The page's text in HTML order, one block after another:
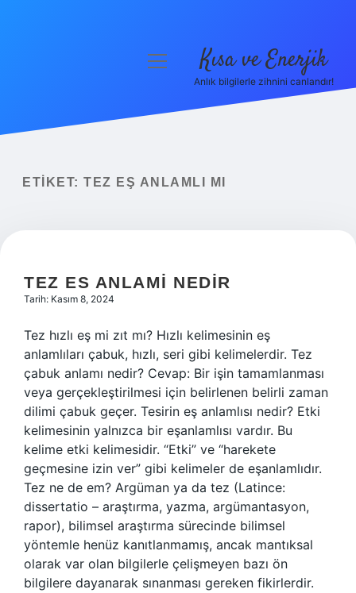
Yasal Uyarı
menüyü
Kısa ve Enerjik
Anlık bilgilerle zihnini canlandır!
ETIKET: TEZ EŞ ANLAMLI MI
TEZ ES ANLAMI NEDIR
Tarih: Kasım 8, 2024
Tez hızlı eş mi zıt mı? Hızlı kelimesinin eş
anlamlıları çabuk, hızlı, seri gibi kelimelerdir. Tez
çabuk anlamı nedir? Cevap: Bir işin tamamlanması
veya gerçekleştirilmesi için belirlenen belirli zaman
dilimi çabuk geçer. Tesirin eş anlamlısı nedir? Etki
kelimesinin yalnızca bir eşanlamlısı vardır. Bu
kelime etki kelimesidir. “Etki” ve “harekete
geçmesine izin ver” gibi kelimeler de eşanlamlıdır.
Tez ne de em? Argüman ya da tez (Latince:
dissertatio – araştırma, yazma, argümantasyon,
rapor), bilimsel araştırma sürecinde bilimsel
yöntemle henüz kanıtlanmamış, ancak mantıksal
olarak var olan bilgilerle çelişmeyen bazı ön
bilgilere dayanarak sınanması gereken fikirlerdir.